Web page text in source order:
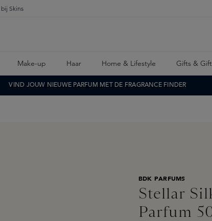
Skins
Make-up Haar Home & Lifestyle Gifts &
VIND JOUW NIEUWE PARFUM MET DE FRAGRANCE FINDER
BDK PARFUMS
Stellar
Parfum